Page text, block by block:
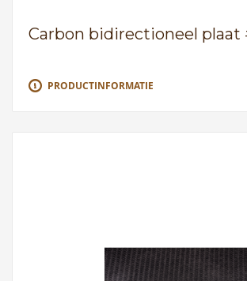
Carbon bidirectioneel plaat
PRODUCTINFORMATIE